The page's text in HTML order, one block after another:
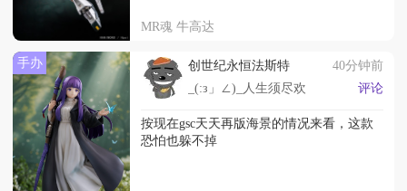
MR魂 牛高达
手办 创世纪永恒法斯特
40分钟前
_(:з」∠)_人生须尽欢
评论
按现在gsc天天再版海景的情况来看，这款
恐怕也躲不掉